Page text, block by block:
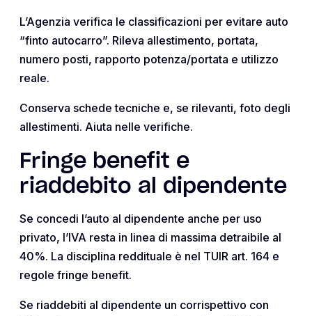
L’Agenzia verifica le classificazioni per evitare auto
“finto autocarro”. Rileva allestimento, portata,
numero posti, rapporto potenza/portata e utilizzo
reale.
Conserva schede tecniche e, se rilevanti, foto degli
allestimenti. Aiuta nelle verifiche.
Fringe benefit e
riaddebito al dipendente
Se concedi l’auto al dipendente anche per uso
privato, l’IVA resta in linea di massima detraibile al
40%. La disciplina reddituale è nel TUIR art. 164 e
regole fringe benefit.
Se riaddebiti al dipendente un corrispettivo con